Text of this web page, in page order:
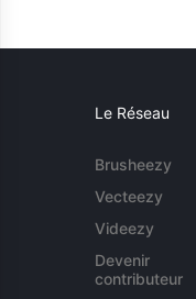
Le Réseau
Brusheezy
Vecteezy
Videezy
Devenir
contributeur